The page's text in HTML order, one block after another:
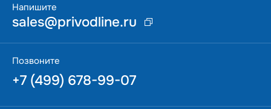
Напишите
sales@privodline.ru
Позвоните
+7 (499) 678-99-07